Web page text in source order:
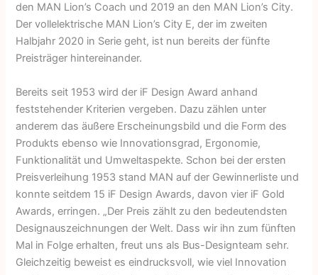
den MAN Lion’s Coach und 2019 an den MAN Lion’s City.
Der vollelektrische MAN Lion’s City E, der im zweiten
Halbjahr 2020 in Serie geht, ist nun bereits der fünfte
Preisträger hintereinander.
Bereits seit 1953 wird der iF Design Award anhand
feststehender Kriterien vergeben. Dazu zählen unter
anderem das äußere Erscheinungsbild und die Form des
Produkts ebenso wie Innovationsgrad, Ergonomie,
Funktionalität und Umweltaspekte. Schon bei der ersten
Preisverleihung 1953 stand MAN auf der Gewinnerliste und
konnte seitdem 15 iF Design Awards, davon vier iF Gold
Awards, erringen. „Der Preis zählt zu den bedeutendsten
Designauszeichnungen der Welt. Dass wir ihn zum fünften
Mal in Folge erhalten, freut uns als Bus-Designteam sehr.
Gleichzeitig beweist es eindrucksvoll, wie viel Innovation